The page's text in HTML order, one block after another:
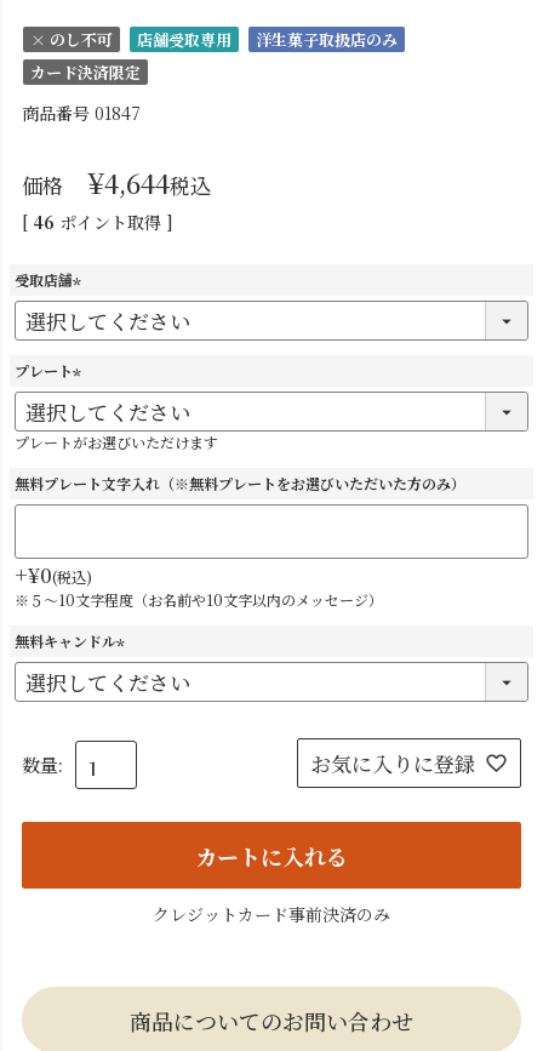
× のし不可 店舗受取専用
洋生菓子取扱店のみ
カード決済限定
商品番号 01847
価格 ¥4,644税込
[ 46 ポイント取得 ]
受取店舗
(
必
)
プレート
(
必
須
プレートがお選びいただけます
無料プレート文字入れ（※無料プレートをお選びいただいた方のみ）
+¥0 税込
※５～10文字程度（お名前や10文字以内のメッセージ）
無料キャンドル
(
必
お気に入りに登録
カートに入れる
クレジットカード事前決済のみ
商品についてのお問い合わせ